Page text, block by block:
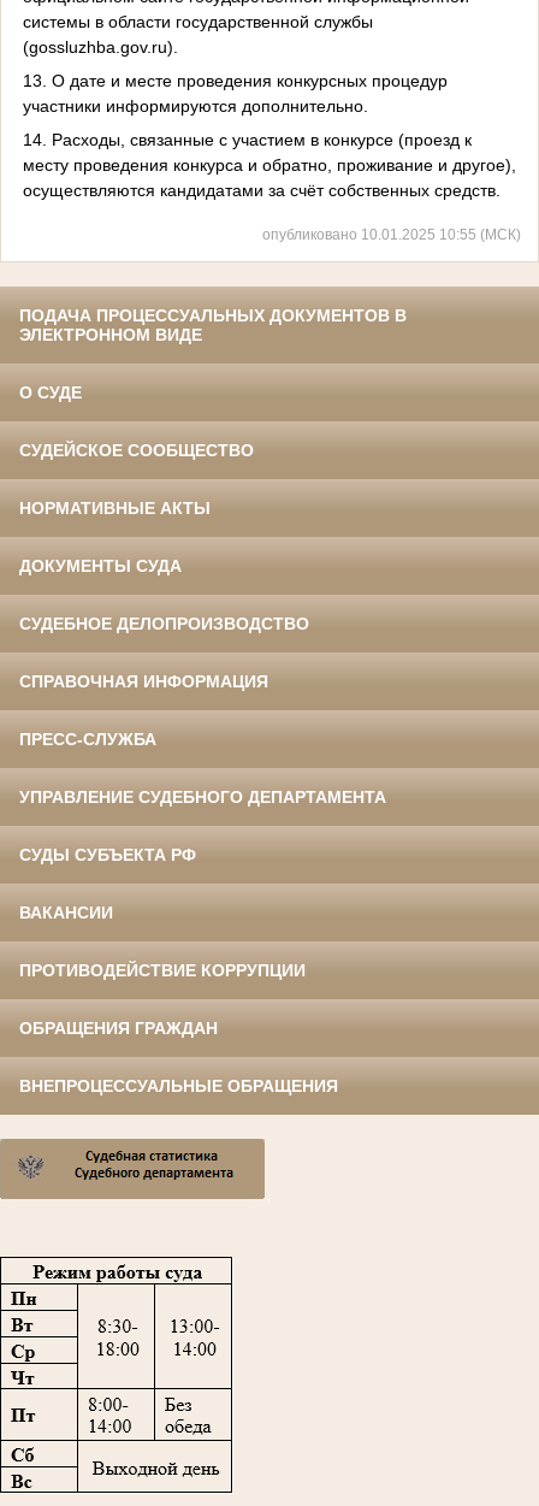
системы в области государственной службы
(gossluzhba.gov.ru).
13. О дате и месте проведения конкурсных процедур
участники информируются дополнительно.
14. Расходы, связанные с участием в конкурсе (проезд к
месту проведения конкурса и обратно, проживание и другое),
осуществляются кандидатами за счёт собственных средств.
опубликовано 10.01.2025 10:55 (МСК)
ПОДАЧА ПРОЦЕССУАЛЬНЫХ ДОКУМЕНТОВ В
ЭЛЕКТРОННОМ ВИДЕ
О СУДЕ
СУДЕЙСКОЕ СООБЩЕСТВО
НОРМАТИВНЫЕ АКТЫ
ДОКУМЕНТЫ СУДА
СУДЕБНОЕ ДЕЛОПРОИЗВОДСТВО
СПРАВОЧНАЯ ИНФОРМАЦИЯ
ПРЕСС-СЛУЖБА
УПРАВЛЕНИЕ СУДЕБНОГО ДЕПАРТАМЕНТА
СУДЫ СУБЪЕКТА РФ
ВАКАНСИИ
ПРОТИВОДЕЙСТВИЕ КОРРУПЦИИ
ОБРАЩЕНИЯ ГРАЖДАН
ВНЕПРОЦЕССУАЛЬНЫЕ ОБРАЩЕНИЯ